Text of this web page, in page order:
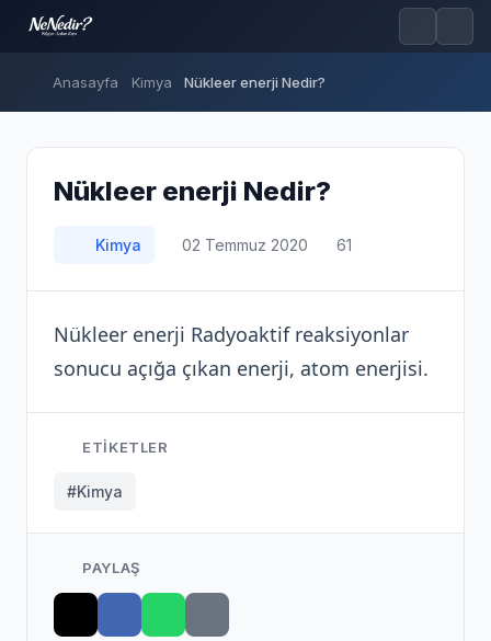
Anasayfa Kimya Nükleer enerji Nedir?
Nükleer enerji Nedir?
Kimya 02 Temmuz 2020 61
Nükleer enerji Radyoaktif reaksiyonlar
sonucu açığa çıkan enerji, atom enerjisi.
ETIKETLER
#Kimya
PAYLAŞ